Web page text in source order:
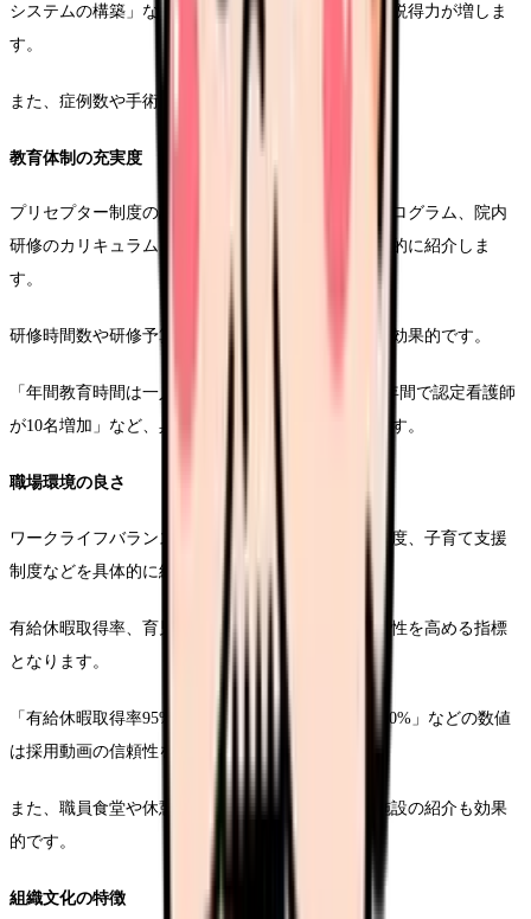
システムの構築」など、具体的な事例を示すことで説得力が増しま
す。
また、症例数や手術件数などのデータも効果的です。
教育体制の充実度
プリセプター制度の詳細、年間を通じた継続教育プログラム、院内
研修のカリキュラム、資格取得支援制度などを具体的に紹介しま
す。
研修時間数や研修予算、資格取得者数などの数値も効果的です。
「年間教育時間は一人あたり平均60時間」「過去3年間で認定看護師
が10名増加」など、具体的な数字は説得力を高めます。
職場環境の良さ
ワークライフバランスを実現する勤務体制、休暇制度、子育て支援
制度などを具体的に紹介します。
有給休暇取得率、育児休業からの復帰率なども信頼性を高める指標
となります。
「有給休暇取得率95%」「育児休業からの復職率100%」などの数値
は採用動画の信頼性を高めます。
また、職員食堂や休憩室、仮眠室などの福利厚生施設の紹介も効果
的です。
組織文化の特徴